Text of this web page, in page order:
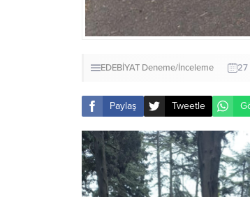
EDEBİYAT Deneme/İnceleme 27
Paylaş Tweetle